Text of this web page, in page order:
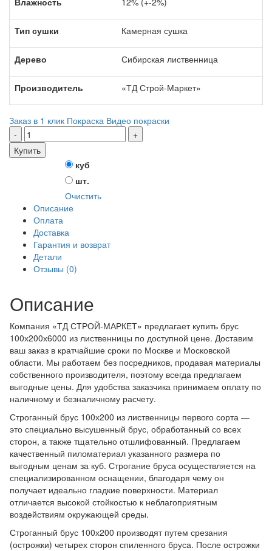
Тип сушки Камерная сушка
Дерево Сибирская лиственница
Производитель «ТД Строй-Маркет»
Заказ в 1 клик Покраска Видео покраски
Купить
куб
шт.
Очистить
Описание
Оплата
Доставка
Гарантия и возврат
Детали
Отзывы (0)
Описание
Компания «ТД СТРОЙ-МАРКЕТ» предлагает купить брус
100х200х6000 из лиственницы по доступной цене. Доставим
ваш заказ в кратчайшие сроки по Москве и Московской
области. Мы работаем без посредников, продавая материалы
собственного производителя, поэтому всегда предлагаем
выгодные цены. Для удобства заказчика принимаем оплату по
наличному и безналичному расчету.
Строганный брус 100х200 из лиственницы первого сорта —
это специально высушенный брус, обработанный со всех
сторон, а также тщательно отшлифованный. Предлагаем
качественный пиломатериал указанного размера по
выгодным ценам за куб. Строгание бруса осуществляется на
специализированном оснащении, благодаря чему он
получает идеально гладкие поверхности. Материал
отличается высокой стойкостью к неблагоприятным
воздействиям окружающей среды.
Строганный брус 100х200 производят путем срезания
(острожки) четырех сторон спиленного бруса. После острожки